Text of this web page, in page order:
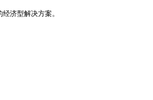
济型解决方案。